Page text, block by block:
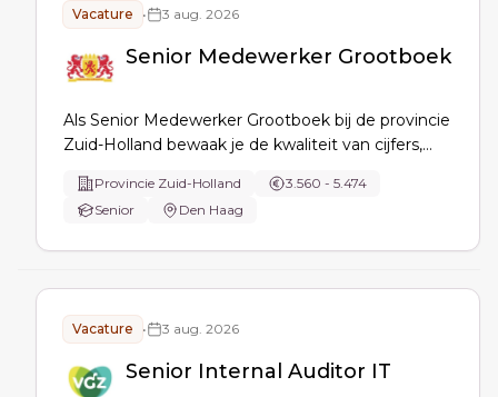
Vacature • 3 aug. 2026
Senior Medewerker Grootboek
Als Senior Medewerker Grootboek bij de provincie
Zuid-Holland bewaak je de kwaliteit van cijfers,
(btw, subsidies, salarissen, balans), coördineer je
maand- en jaarafsluiting, begeleid je collega’s en
Provincie Zuid-Holland
3.560 - 5.474
Senior
Den Haag
Vacature • 3 aug. 2026
Senior Internal Auditor IT